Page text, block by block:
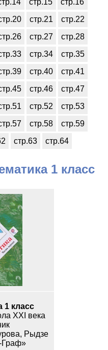
стр.15
стр.16
стр.21
стр.22
стр.27
стр.28
стр.34
стр.35
стр.40
стр.41
стр.46
стр.47
стр.52
стр.53
стр.58
стр.59
стр.63 стр.64
1 класс
1 класс
XXI века
Рыдзе
Граф»